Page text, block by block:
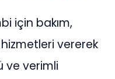
için bakım,
vererek
ve verimli